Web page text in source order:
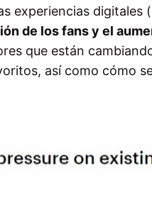
experiencias digitales
de los fans y el
que están
así como cómo